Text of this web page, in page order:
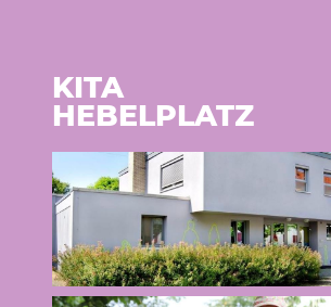
KITA
HEBELPLATZ